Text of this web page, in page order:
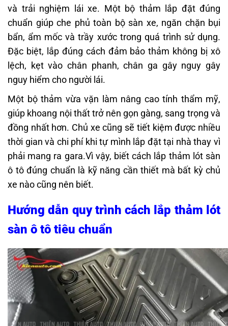
và trải nghiệm lái xe. Một bộ thảm lắp đặt đúng
chuẩn giúp che phủ toàn bộ sàn xe, ngăn chặn bụi
bẩn, ẩm mốc và trầy xước trong quá trình sử dụng.
Đặc biệt, lắp đúng cách đảm bảo thảm không bị xô
lệch, kẹt vào chân phanh, chân ga gây nguy gây
nguy hiểm cho người lái.
Một bộ thảm vừa vặn làm nâng cao tính thẩm mỹ,
giúp khoang nội thất trở nên gọn gàng, sang trọng và
đồng nhất hơn. Chủ xe cũng sẽ tiết kiệm được nhiều
thời gian và chi phí khi tự mình lắp đặt tại nhà thay vì
phải mang ra gara.Vì vậy, biết cách lắp thảm lót sàn
ô tô đúng chuẩn là kỹ năng cần thiết mà bất kỳ chủ
xe nào cũng nên biết.
Hướng dẫn quy trình cách lắp thảm lót
sàn ô tô tiêu chuẩn